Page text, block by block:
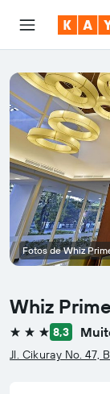
Whiz
3 estrelas8,3
Jl. Cikuray No. 47,
Fotos de Whiz